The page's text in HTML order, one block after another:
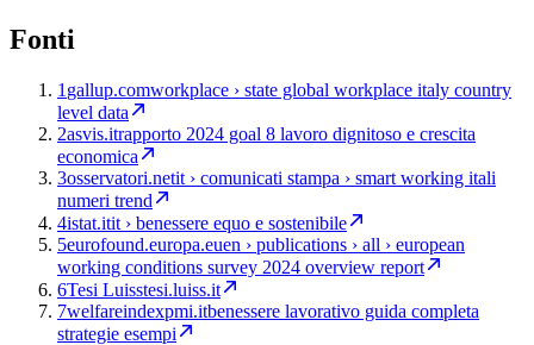
Fonti
1 gallup.comworkplace › state global workplace italy country
level data
2asvis.itrapporto 2024 goal 8 lavoro dignitoso e crescita
economica
3osservatori.netit › comunicati stampa › smart working itali
numeri trend
4istat.itit › benessere equo e sostenibile
5eurofound.europa.euen › publications › all › european
working conditions survey 2024 overview report
6Tesi Luisstesi.luiss.it
7welfareindexpmi.itbenessere lavorativo guida completa
strategie esempi